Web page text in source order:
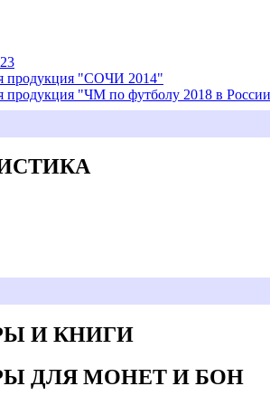
продукция "СОЧИ 2014"
продукция "ЧМ по футболу 2018 в
И КНИГИ
ДЛЯ МОНЕТ И БОН